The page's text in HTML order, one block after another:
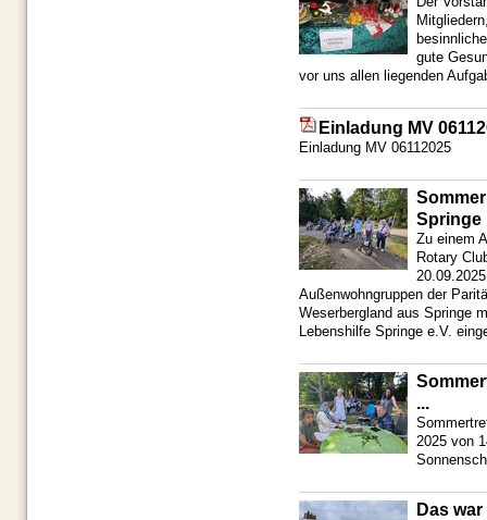
gute
vor uns allen liegenden
Einladung MV
Einladung MV 06112025
Springe
Zu einem
Rotary
Außenwohngruppen der
Weserbergland aus Springe
Lebenshilfe Springe e.V.
...
2025 von
Das